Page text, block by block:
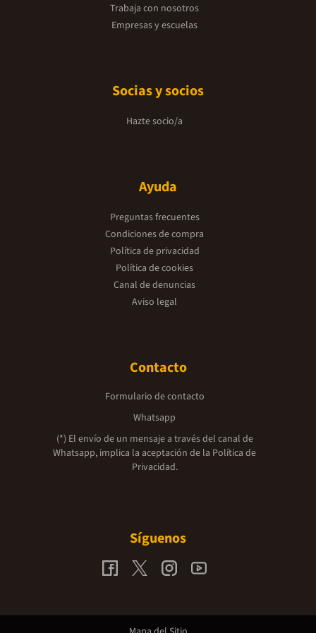
Trabaja con nosotros
Empresas y escuelas
Socias y socios
Hazte socio/a
Ayuda
Preguntas frecuentes
Condiciones de compra
Política de privacidad
Política de cookies
Canal de denuncias
Aviso legal
Contacto
Formulario de contacto
Whatsapp
(*) El envío de un mensaje a través del canal de
Whatsapp, implica la aceptación de la Política de
Privacidad.
Síguenos